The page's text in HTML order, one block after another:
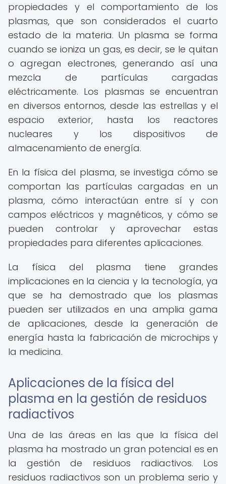
propiedades y el comportamiento de los
plasmas, que son considerados el cuarto
estado de la materia. Un plasma se forma
cuando se ioniza un gas, es decir, se le quitan
o agregan electrones, generando así una
mezcla de partículas cargadas
eléctricamente. Los plasmas se encuentran
en diversos entornos, desde las estrellas y el
espacio exterior, hasta los reactores
nucleares y los dispositivos de
almacenamiento de energía.
En la física del plasma, se investiga cómo se
comportan las partículas cargadas en un
plasma, cómo interactúan entre sí y con
campos eléctricos y magnéticos, y cómo se
pueden controlar y aprovechar estas
propiedades para diferentes aplicaciones.
La física del plasma tiene grandes
implicaciones en la ciencia y la tecnología, ya
que se ha demostrado que los plasmas
pueden ser utilizados en una amplia gama
de aplicaciones, desde la generación de
energía hasta la fabricación de microchips y
la medicina.
Aplicaciones de la física del
plasma en la gestión de residuos
radiactivos
Una de las áreas en las que la física del
plasma ha mostrado un gran potencial es en
la gestión de residuos radiactivos. Los
residuos radiactivos son un problema serio y